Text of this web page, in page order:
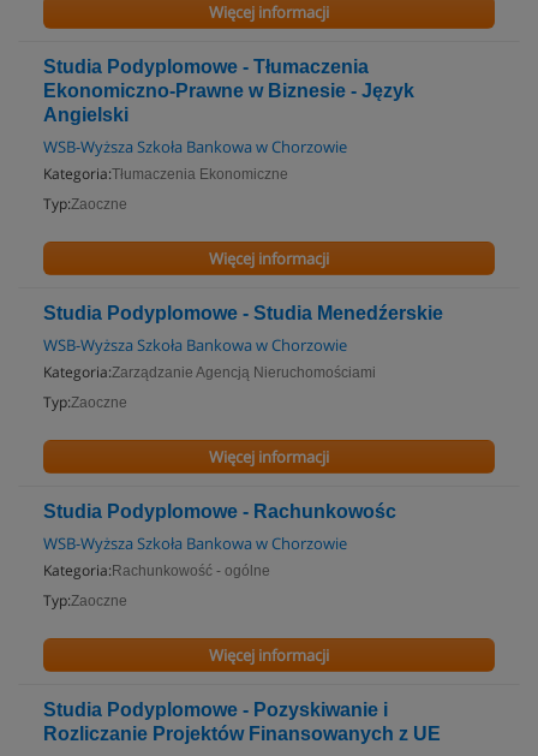
Więcej informacji
Studia Podyplomowe - Tłumaczenia
Ekonomiczno-Prawne w Biznesie - Język
Angielski
WSB-Wyższa Szkoła Bankowa w Chorzowie
Kategoria:Tłumaczenia Ekonomiczne
Typ:Zaoczne
Więcej informacji
Studia Podyplomowe - Studia Menedźerskie
WSB-Wyższa Szkoła Bankowa w Chorzowie
Kategoria:Zarządzanie Agencją Nieruchomościami
Typ:Zaoczne
Więcej informacji
Studia Podyplomowe - Rachunkowośc
WSB-Wyższa Szkoła Bankowa w Chorzowie
Kategoria: Rachunkowość - ogólne
Typ:Zaoczne
Więcej informacji
Studia Podyplomowe - Pozyskiwanie i
Rozliczanie Projektów Finansowanych z UE